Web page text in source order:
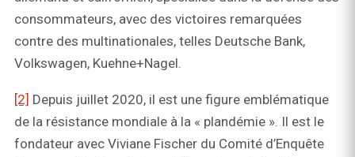
consommateurs, avec des victoires remarquées
contre des multinationales, telles Deutsche Bank,
Volkswagen, Kuehne+Nagel.
[2] Depuis juillet 2020, il est une figure emblématique
de la résistance mondiale à la « plandémie ». Il est le
fondateur avec Viviane Fischer du Comité d’Enquête